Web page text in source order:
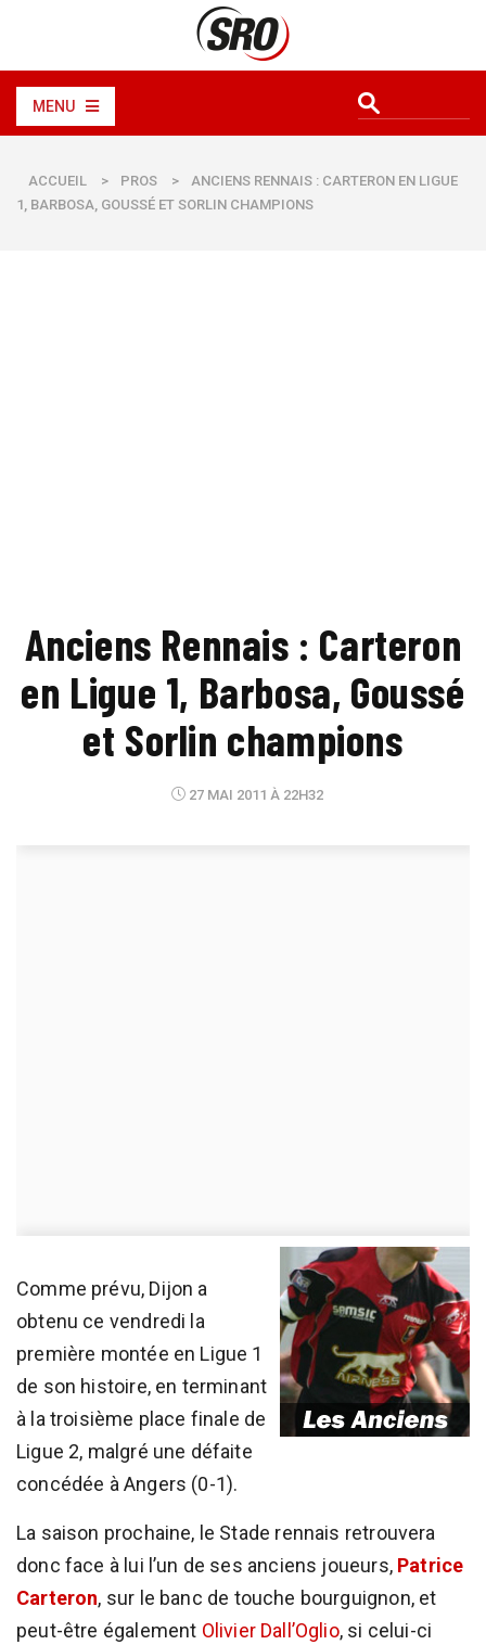
MENU
ACCUEIL > PROS >
ANCIENS RENNAIS : CARTERON EN LIGUE
1, BARBOSA, GOUSSÉ ET SORLIN CHAMPIONS
Anciens Rennais : Carteron
en Ligue 1, Barbosa, Goussé
et Sorlin champions
27 MAI 2011 À 22H32
Comme prévu, Dijon a
obtenu ce vendredi la
première montée en Ligue 1
de son histoire, en terminant
à la troisième place finale de
Ligue 2, malgré une défaite
concédée à Angers (0-1).
La saison prochaine, le Stade rennais retrouvera
donc face à lui l’un de ses anciens joueurs, Patrice
Carteron, sur le banc de touche bourguignon, et
peut-être également Olivier Dall’Oglio, si celui-ci